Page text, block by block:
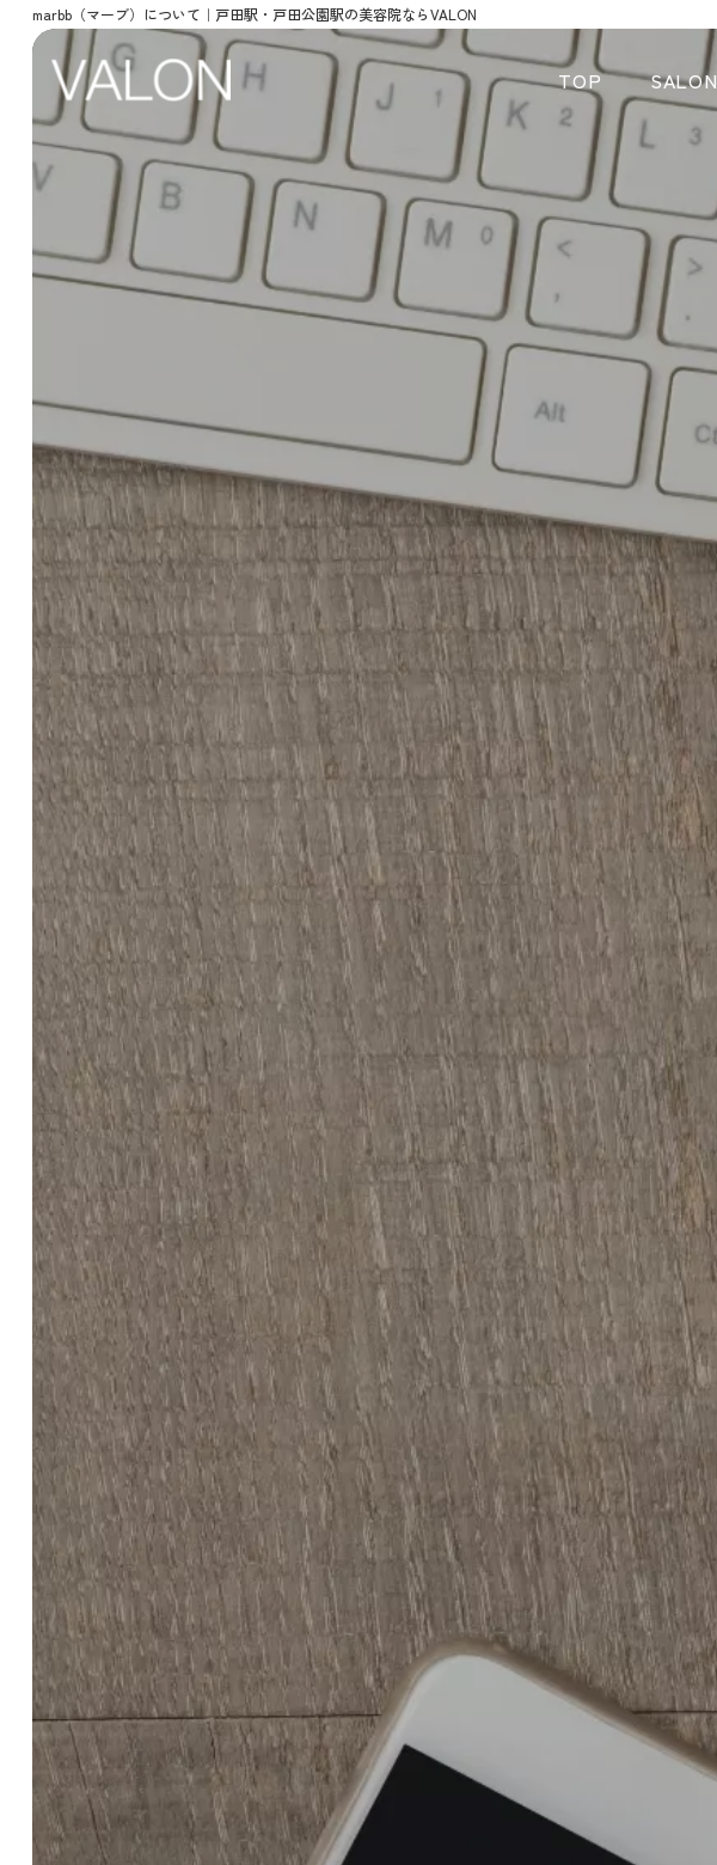
marbb（マーブ）について｜戸田駅・戸田公園駅の美容院ならVALON
TOP SALON